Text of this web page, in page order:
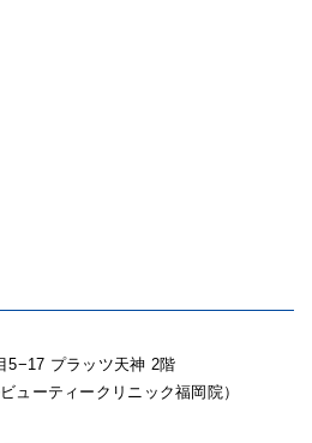
5−17 プラッツ天神 2階
ューティークリニック福岡院）